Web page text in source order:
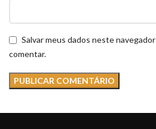
Salvar meus dados neste
comentar.